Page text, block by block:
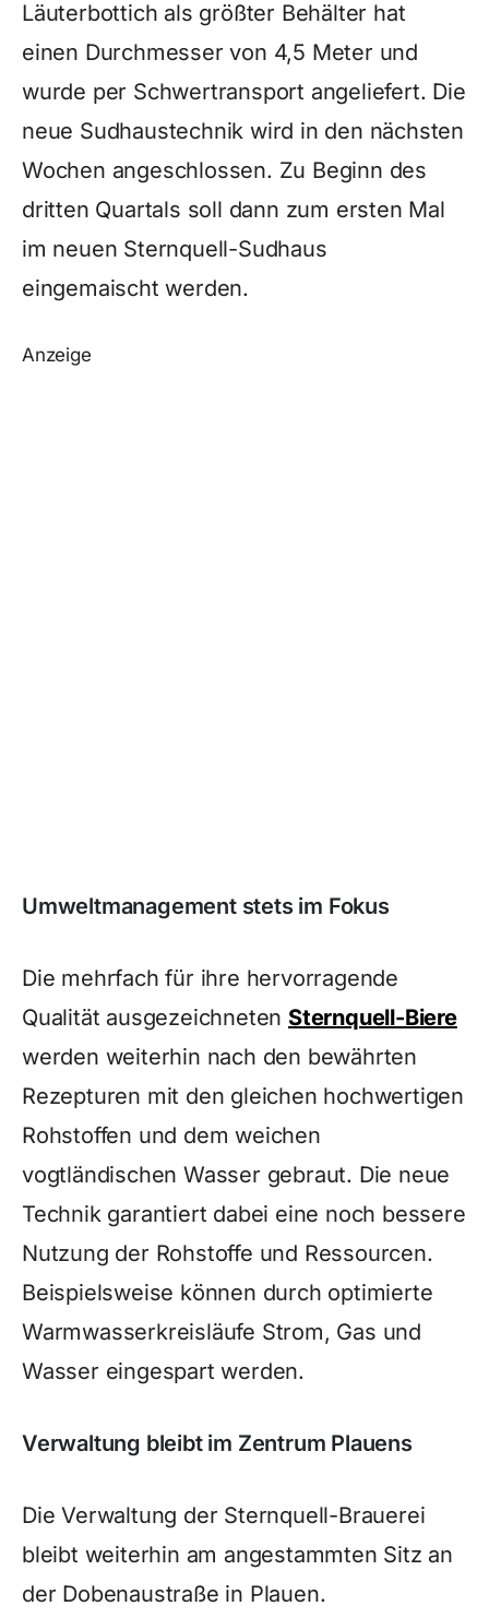
Läuterbottich als größter Behälter hat
einen Durchmesser von 4,5 Meter und
wurde per Schwertransport angeliefert. Die
neue Sudhaustechnik wird in den nächsten
Wochen angeschlossen. Zu Beginn des
dritten Quartals soll dann zum ersten Mal
im neuen Sternquell-Sudhaus
eingemaischt werden.
Anzeige
Umweltmanagement stets im Fokus
Die mehrfach für ihre hervorragende
Qualität ausgezeichneten Sternquell-Biere
werden weiterhin nach den bewährten
Rezepturen mit den gleichen hochwertigen
Rohstoffen und dem weichen
vogtländischen Wasser gebraut. Die neue
Technik garantiert dabei eine noch bessere
Nutzung der Rohstoffe und Ressourcen.
Beispielsweise können durch optimierte
Warmwasserkreisläufe Strom, Gas und
Wasser eingespart werden.
Verwaltung bleibt im Zentrum Plauens
Die Verwaltung der Sternquell-Brauerei
bleibt weiterhin am angestammten Sitz an
der Dobenaustraße in Plauen.